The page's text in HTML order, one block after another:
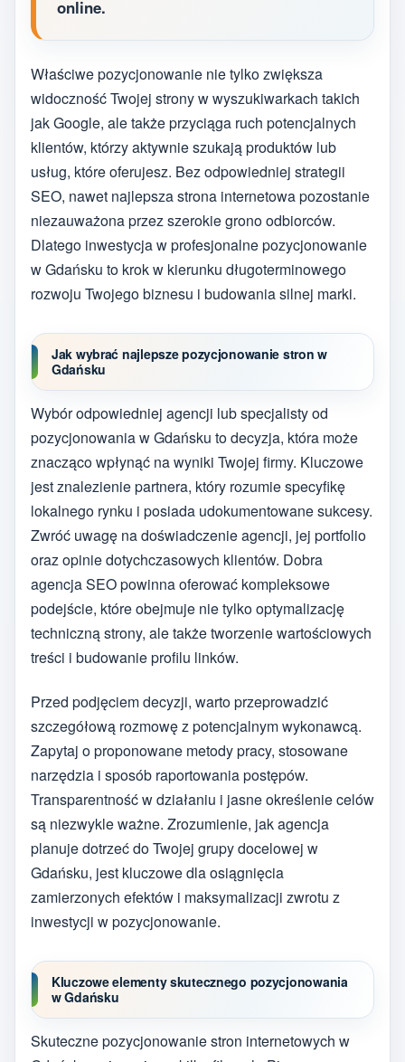
online.
Właściwe pozycjonowanie nie tylko zwiększa
widoczność Twojej strony w wyszukiwarkach takich
jak Google, ale także przyciąga ruch potencjalnych
klientów, którzy aktywnie szukają produktów lub
usług, które oferujesz. Bez odpowiedniej strategii
SEO, nawet najlepsza strona internetowa pozostanie
niezauważona przez szerokie grono odbiorców.
Dlatego inwestycja w profesjonalne pozycjonowanie
w Gdańsku to krok w kierunku długoterminowego
rozwoju Twojego biznesu i budowania silnej marki.
Jak wybrać najlepsze pozycjonowanie stron w
Gdańsku
Wybór odpowiedniej agencji lub specjalisty od
pozycjonowania w Gdańsku to decyzja, która może
znacząco wpłynąć na wyniki Twojej firmy. Kluczowe
jest znalezienie partnera, który rozumie specyfikę
lokalnego rynku i posiada udokumentowane sukcesy.
Zwróć uwagę na doświadczenie agencji, jej portfolio
oraz opinie dotychczasowych klientów. Dobra
agencja SEO powinna oferować kompleksowe
podejście, które obejmuje nie tylko optymalizację
techniczną strony, ale także tworzenie wartościowych
treści i budowanie profilu linków.
Przed podjęciem decyzji, warto przeprowadzić
szczegółową rozmowę z potencjalnym wykonawcą.
Zapytaj o proponowane metody pracy, stosowane
narzędzia i sposób raportowania postępów.
Transparentność w działaniu i jasne określenie celów
są niezwykle ważne. Zrozumienie, jak agencja
planuje dotrzeć do Twojej grupy docelowej w
Gdańsku, jest kluczowe dla osiągnięcia
zamierzonych efektów i maksymalizacji zwrotu z
inwestycji w pozycjonowanie.
Kluczowe elementy skutecznego pozycjonowania
w Gdańsku
Skuteczne pozycjonowanie stron internetowych w